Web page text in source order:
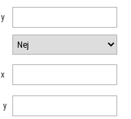
y
x
y